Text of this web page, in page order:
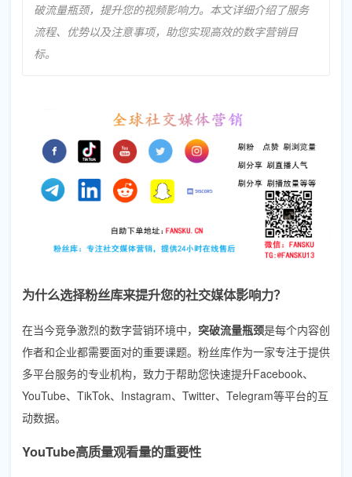
破流量瓶颈，提升您的视频影响力。本文详细介绍了服务
流程、优势以及注意事项，助您实现高效的数字营销目
标。
为什么选择粉丝库来提升您的社交媒体影响力？
在当今竞争激烈的数字营销环境中， 突破流量瓶颈是每个内容创
作者和企业都需要面对的重要课题。粉丝库作为一家专注于提供
多平台服务的专业机构，致力于帮助您快速提升Facebook、
YouTube、TikTok、Instagram、Twitter、Telegram等平台的互
动数据。
YouTube高质量观看量的重要性